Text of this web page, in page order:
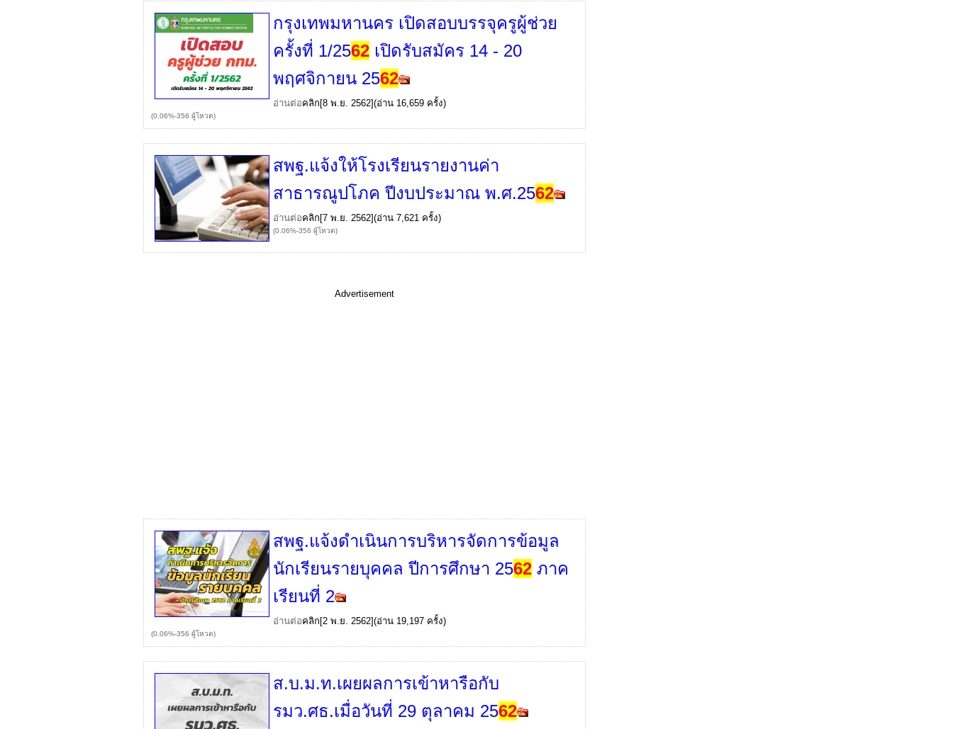
กรุงเทพมหานคร เปิดสอบบรรจุครูผู้ช่วย
ครั้งที่ 1/2562 เปิดรับสมัคร 14 - 20
พฤศจิกายน 2562
อ่านต่อคลิก[8 พ.ย. 2562](อ่าน 16,659 ครั้ง)
(0.06%-356 ผู้โหวต)
สพฐ.แจ้งให้โรงเรียนรายงานค่า
สาธารณูปโภค ปีงบประมาณ พ.ศ.2562
อ่านต่อคลิก[7 พ.ย. 2562](อ่าน 7,621 ครั้ง)
(0.06%-356 ผู้โหวต)
Advertisement
สพฐ.แจ้งดำเนินการบริหารจัดการข้อมูล
นักเรียนรายบุคคล ปีการศึกษา 2562 ภาค
เรียนที่ 2
อ่านต่อคลิก[2 พ.ย. 2562](อ่าน 19,197 ครั้ง)
(0.06%-356 ผู้โหวต)
ส.บ.ม.ท.เผยผลการเข้าหารือกับ
รมว.ศธ.เมื่อวันที่ 29 ตุลาคม 2562